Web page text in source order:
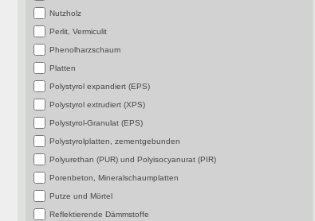
Nutzholz
Perlit, Vermiculit
Phenolharzschaum
Platten
Polystyrol expandiert (EPS)
Polystyrol extrudiert (XPS)
Polystyrol-Granulat (EPS)
Polystyrolplatten, zementgebunden
Polyurethan (PUR) und Polyisocyanurat (PIR)
Porenbeton, Mineralschaumplatten
Putze und Mörtel
Reflektierende Dämmstoffe